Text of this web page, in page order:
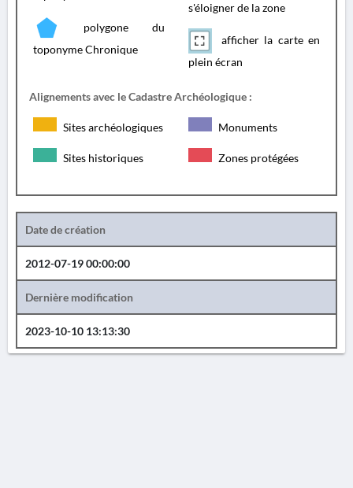
polygone du
toponyme Chronique
s'éloigner de la zone
afficher la carte en
plein écran
Alignements avec le Cadastre Archéologique :
Sites archéologiques Monuments
Sites historiques Zones protégées
Date de création
2012-07-19 00:00:00
Dernière modification
2023-10-10 13:13:30